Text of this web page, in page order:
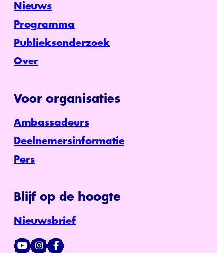
Nieuws
Programma
Publieksonderzoek
Over
Voor organisaties
Ambassadeurs
Deelnemersinformatie
Pers
Blijf op de hoogte
Nieuwsbrief